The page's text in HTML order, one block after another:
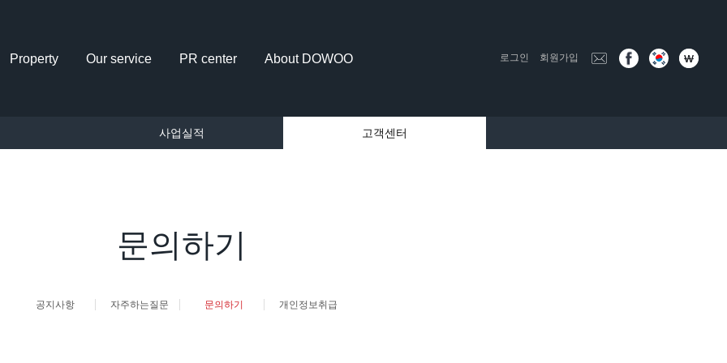
Property Our service PR center About DOWOO 로그인 회원가입
사업실적 고객센터
문의하기
공지사항 자주하는질문 문의하기 개인정보취급